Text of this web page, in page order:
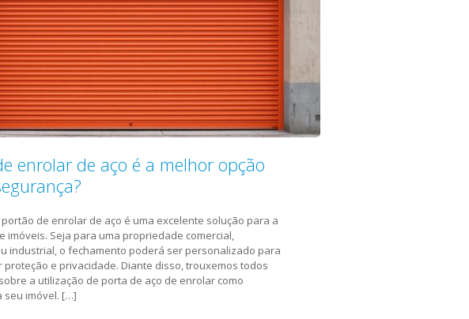
enrolar de aço é a melhor opção
de enrolar de aço é uma excelente solução para a
imóveis. Seja para uma propriedade comercial,
industrial, o fechamento poderá ser personalizado para
proteção e privacidade. Diante disso, trouxemos todos
a utilização de porta de aço de enrolar como
seu imóvel. […]